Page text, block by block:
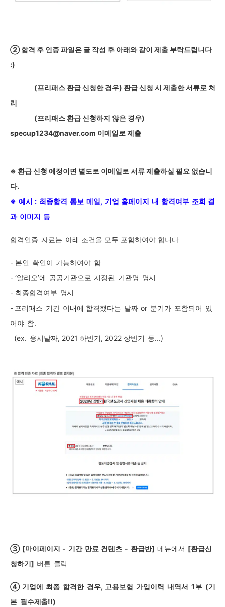
②합격 후 인증 파일은 글 작성 후 아래와 같이 제출 부탁드립니다
:)
(프리패스 환급 신청한 경우) 환급 신청 시 제출한 서류로 처
리
(프리패스 환급 신청하지 않은 경우)
specup1234@naver.com 이메일로 제출
※ 환급 신청 예정이면 별도로 이메일로 서류 제출하실 필요 없습니
다.
※ 예시 : 최종합격 통보 메일, 기업 홈페이지 내 합격여부 조회 결
과 이미지 등
합격인증 자료는 아래 조건을 모두 포함하여야 합니다.
- 본인 확인이 가능하여야 함
- ‘알리오’에 공공기관으로 지정된 기관명 명시
- 최종합격여부 명시
- 프리패스 기간 이내에 합격했다는 날짜 or 분기가 포함되어 있
어야 함.
(ex. 응시날짜, 2021 하반기, 2022 상반기 등...)
③ [마이페이지 - 기간 만료 컨텐츠 - 환급반] 메뉴에서 [환급신
청하기] 버튼 클릭
④ 기업에 최종 합격한 경우, 고용보험 가입이력 내역서 1부 (기
본 필수제출!!)